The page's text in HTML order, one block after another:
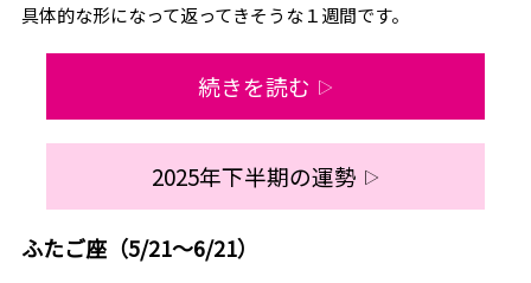
具体的な形になって返ってきそうな１週間です。
続きを読む ▷
2025年下半期の運勢 ▷
ふたご座（5/21～6/21）